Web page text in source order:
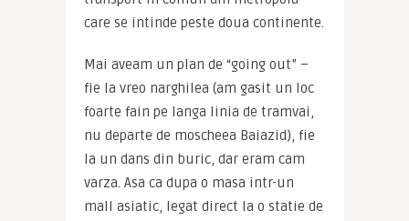
care se intinde peste doua continente.
Mai aveam un plan de “going out” –
fie la vreo narghilea (am gasit un loc
foarte fain pe langa linia de tramvai,
nu departe de moscheea Baiazid), fie
la un dans din buric, dar eram cam
varza. Asa ca dupa o masa intr-un
mall asiatic, legat direct la o statie de